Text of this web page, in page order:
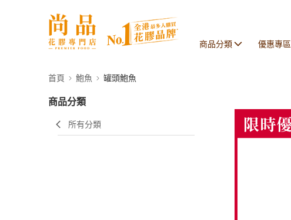
商品分類 優惠專區
首頁 鮑魚 罐頭鮑魚
商品分類
所有分類